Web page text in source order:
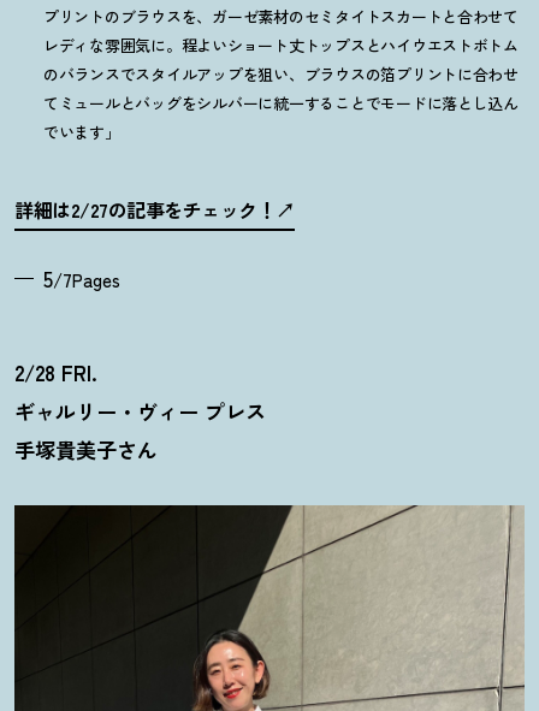
プリントのブラウスを、ガーゼ素材のセミタイトスカートと合わせて
レディな雰囲気に。程よいショート丈トップスとハイウエストボトム
のバランスでスタイルアップを狙い、ブラウスの箔プリントに合わせ
てミュールとバッグをシルバーに統一することでモードに落とし込ん
でいます」
詳細は2/27の記事をチェック ！
5/7Pages
2/28 FRI.
ギャルリー・ヴィー プレス
手塚貴美子さん